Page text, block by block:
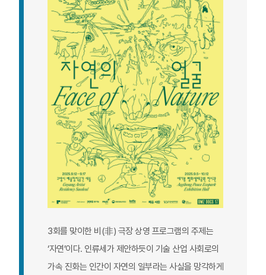
3회를 맞이한 비(非) 극장 상영 프로그램의 주제는
‘자연’이다. 인류세가 제안하듯이 기술 산업 사회로의
가속 진화는 인간이 자연의 일부라는 사실을 망각하게